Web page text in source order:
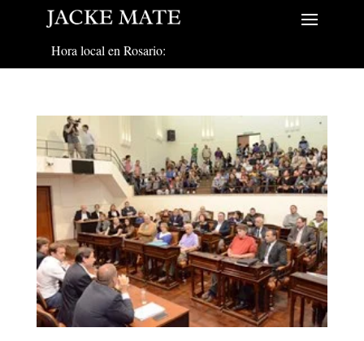
Hora local en Rosario: